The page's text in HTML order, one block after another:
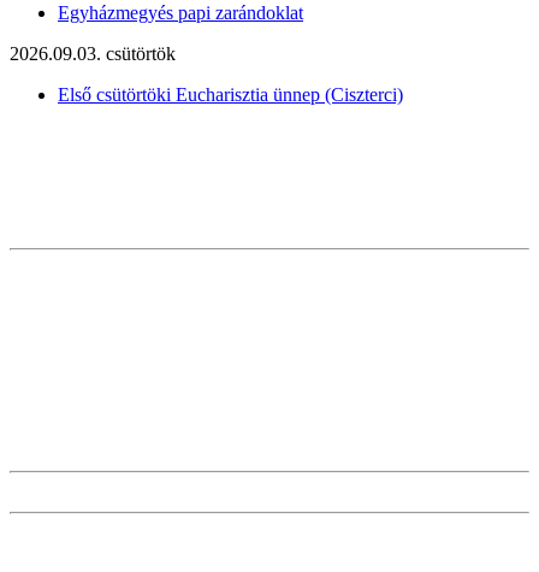
Egyházmegyés papi zarándoklat
2026.09.03. csütörtök
Első csütörtöki Eucharisztia ünnep (Ciszterci)